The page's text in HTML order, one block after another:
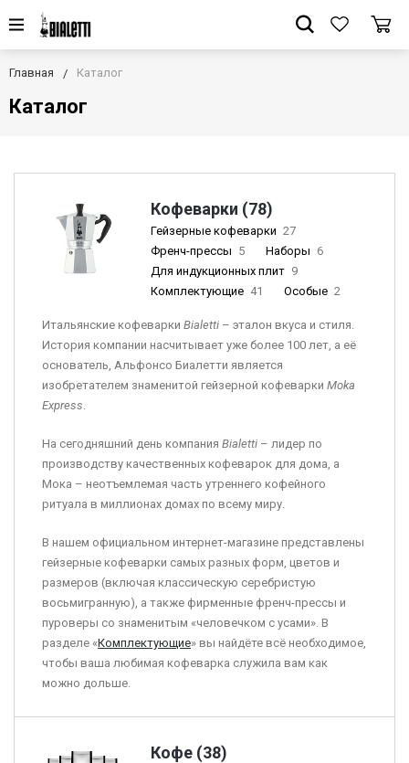
Главная Каталог
Каталог
Кофеварки (78)
Гейзерные кофеварки 27
Френч-прессы 5 Наборы 6
Для индукционных плит 9
Комплектующие 41 Особые 2
Итальянские кофеварки Bialetti – эталон вкуса и стиля.
История компании насчитывает уже более 100 лет, а её
основатель, Альфонсо Биалетти является
изобретателем знаменитой гейзерной кофеварки Moka
Express.
На сегодняшний день компания Bialetti – лидер по
производству качественных кофеварок для дома, а
Мока – неотъемлемая часть утреннего кофейного
ритуала в миллионах домах по всему миру.
В нашем официальном интернет-магазине представлены
гейзерные кофеварки самых разных форм, цветов и
размеров (включая классическую серебристую
восьмигранную), а также фирменные френч-прессы и
пуроверы со знаменитым «человечком с усами». В
разделе «Комплектующие» вы найдёте всё необходимое,
чтобы ваша любимая кофеварка служила вам как
можно дольше.
Кофе (38)